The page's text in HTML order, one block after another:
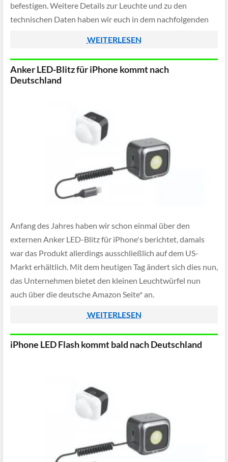
befestigen. Weitere Details zur Leuchte und zu den
technischen Daten haben wir euch in dem nachfolgenden
WEITERLESEN
Anker LED-Blitz für iPhone kommt nach
Deutschland
Anfang des Jahres haben wir schon einmal über den
externen Anker LED-Blitz für iPhone's berichtet, damals
war das Produkt allerdings ausschließlich auf dem US-
Markt erhältlich. Mit dem heutigen Tag ändert sich dies nun,
das Unternehmen bietet den kleinen Leuchtwürfel nun
auch über die deutsche Amazon Seite* an.
WEITERLESEN
iPhone LED Flash kommt bald nach Deutschland